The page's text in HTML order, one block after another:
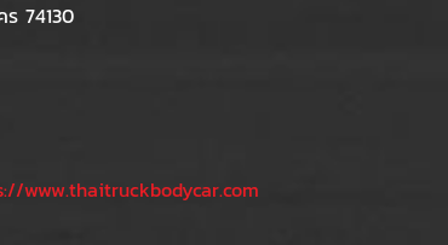
74130
www.thaitruckbodycar.com